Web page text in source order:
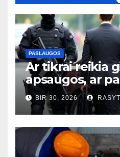
PASLAUGOS
Ar tikrai reikia
apsaugos, ar
išmaniųjų
BIR 30, 2026